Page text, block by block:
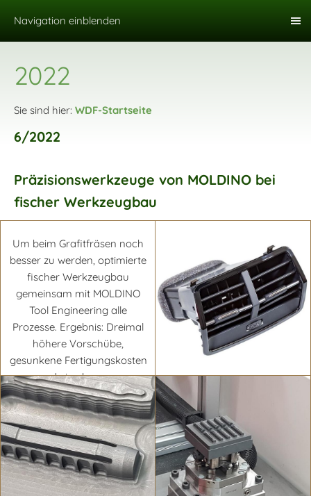
Navigation einblenden
2022
Sie sind hier: WDF-Startseite
6/2022
Präzisionswerkzeuge von MOLDINO bei
fischer Werkzeugbau
Um beim Grafitfräsen noch
besser zu werden, optimierte
fischer Werkzeugbau
gemeinsam mit MOLDINO
Tool Engineering alle
Prozesse. Ergebnis: Dreimal
höhere Vorschübe,
gesunkene Fertigungskosten
und eine bessere
Maßhaltigkeit.
Mehr erfahren
Mehr erfahren